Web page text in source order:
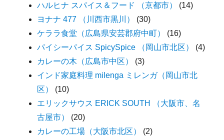
ハルヒナ スパイス＆フード （京都市）
(14)
ヨナナ 477 （川西市黒川）
(30)
ケララ食堂（広島県安芸郡府中町）
(16)
パイシーパイス SpicySpice （岡山市北区）
(4)
カレーの木（広島市中区）
(3)
インド家庭料理 milenga ミレンガ（岡山市北
区）
(10)
エリックサウス ERICK SOUTH （大阪市、名
古屋市）
(20)
カレーの工場（大阪市北区）
(2)